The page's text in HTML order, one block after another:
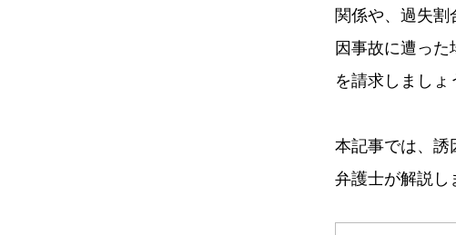
関係や、過失
因事故に遭っ
を請求しましょ
本記事では、
弁護士が解説し